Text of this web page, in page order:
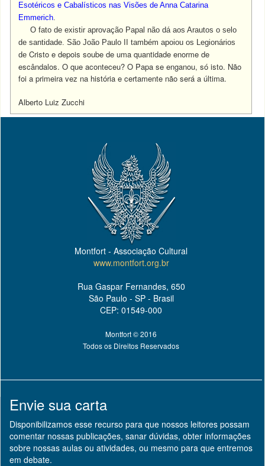
Esotéricos e Cabalísticos nas Visões de Anna Catarina
Emmerich.
O fato de existir aprovação Papal não dá aos Arautos o selo
de santidade. São João Paulo II também apoiou os Legionários
deCristo e depois soube de uma quantidade enorme de
escândalos. O que aconteceu? O Papa se enganou, só isto. Não
foi a primeira vez na história e certamente não será a última.
Alberto Luiz Zucchi
Montfort - Associação Cultural
www.montfort.org.br
Rua Gaspar Fernandes, 650
São Paulo - SP - Brasil
CEP: 01549-000
Montfort © 2016
Todos os Direitos Reservados
Envie sua carta
Disponibilizamos esse recurso para que nossos leitores possam
comentar nossas publicações, sanar dúvidas, obter informações
sobre nossas aulas ou atividades, ou mesmo para que entremos
em debate.